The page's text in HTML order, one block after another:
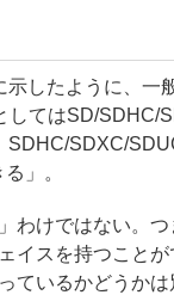
したように、一
してはSD/SDHC/
SDHC/SDXC/
」。
わけではない。つ
イスを持つこと
ているかどうかは